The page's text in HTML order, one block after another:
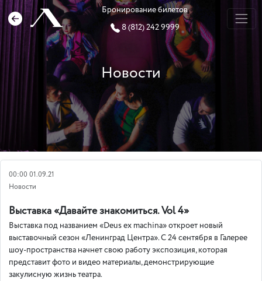
Бронирование билетов
8 (812) 242 9999
Новости
00:00 01.09.21
Новости
Выставка «Давайте знакомиться. Vol 4»
Выставка под названием «Deus ex machina» откроет новый
выставочный сезон «Ленинград Центра». С 24 сентября в Галерее
шоу-пространства начнет свою работу экспозиция, которая
представит фото и видео материалы, демонстрирующие
закулисную жизнь театра.